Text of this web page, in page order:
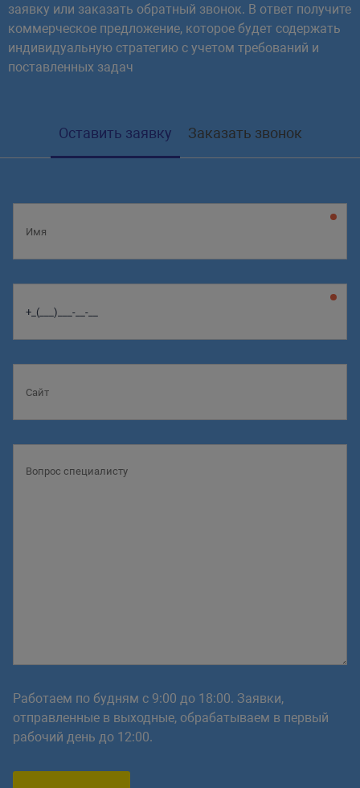
заявку или заказать обратный звонок. В ответ получите
коммерческое предложение, которое будет содержать
индивидуальную стратегию с учетом требований и
поставленных задач
Оставить заявку Заказать звонок
Работаем по будням с 9:00 до 18:00. Заявки,
отправленные в выходные, обрабатываем в первый
рабочий день до 12:00.